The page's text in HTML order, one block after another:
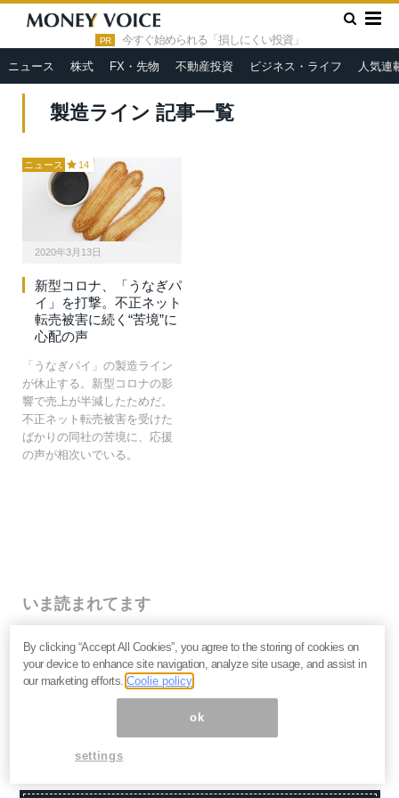
PR 今すぐ始められる「損しにくい投資」
ニュース 株式 FX・先物 不動産投資 ビジネス・ライフ 人気連
HOME » 製造ライン
製造ライン 記事一覧
ニュース 14
2020年3月13日
新型コロナ、「うなぎパ
イ」を打撃。不正ネット
転売被害に続く“苦境”に
心配の声
「うなぎパイ」の製造ライン
が休止する。新型コロナの影
響で売上が半減したためだ。
不正ネット転売被害を受けた
ばかりの同社の苦境に、応援
の声が相次いでいる。
いま読まれてます
株価乱高下「アドバンテスト」は買いか？AI特需の行方
と投資リスクを解説＝江口裕臣
株価下落「三菱重工」今が買い？長期投資家が見るべ
き“防衛だけじゃない”強さと投資リスク＝栫井駿介
優待新設「大黒屋HD」は買いか？仕手株説をどう見る
By clicking “Accept All Cookies”, you agree to the storing of cookies on
your device to enhance site navigation, analyze site usage, and assist in
our marketing efforts.Coolie policy
ok
settings